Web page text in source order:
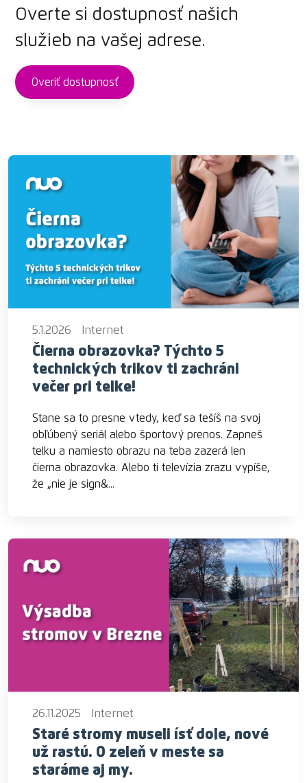
Overte si dostupnosť našich
služieb na vašej adrese.
Overiť dostupnosť
5.1.2026 Internet
Čierna obrazovka? Týchto 5
technických trikov ti zachráni
večer pri telke!
Stane sa to presne vtedy, keď sa tešíš na svoj
obľúbený seriál alebo športový prenos. Zapneš
telku a namiesto obrazu na teba zazerá len
čierna obrazovka. Alebo ti televízia zrazu vypíše,
že „nie je sign&...
26.11.2025 Internet
Staré stromy museli ísť dole, nové
už rastú. O zeleň v meste sa
staráme aj my.